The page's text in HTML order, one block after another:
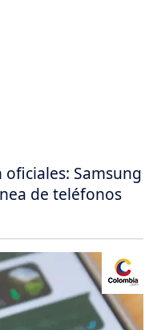
oficiales: Samsung
de teléfonos